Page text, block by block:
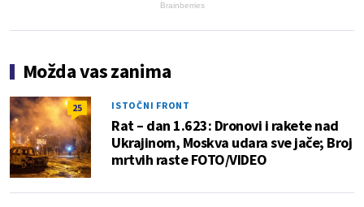
Brainberries
Možda vas zanima
25 ISTOČNI FRONT
Rat – dan 1.623: Dronovi i rakete nad
Ukrajinom, Moskva udara sve jače; Broj
mrtvih raste FOTO/VIDEO